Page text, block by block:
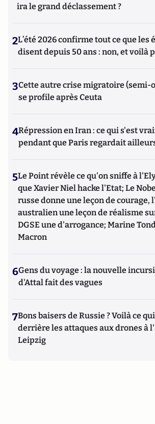
ira le grand déclassement ?
2L’été 2026 confirme tout ce que les
disent depuis 50 ans : non, et voilà
3Cette autre crise migratoire (semi-
se profile après Ceuta
4Répression en Iran : ce qui s'est
pendant que Paris regardait
5Le Point révèle ce qu'on sniffe à
que Xavier Niel hacke l'Etat; Le
russe donne une leçon de courage,
australien une leçon de réalisme
DGSE une d'arrogance; Marine
Macron
6Gens du voyage : la nouvelle
d'Attal fait des vagues
7Bons baisers de Russie ? Voilà ce
derrière les attaques aux drones à
Leipzig